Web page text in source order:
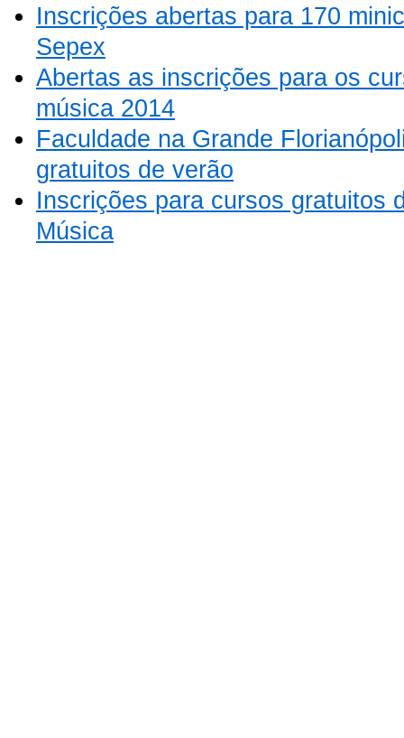
Inscrições abertas para 170
Sepex
Abertas as inscrições para os
música 2014
Faculdade na Grande
gratuitos de verão
Inscrições para cursos gratuitos
Música